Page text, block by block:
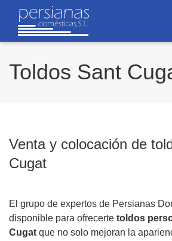
Toldos Sant
Venta y colocación de
Cugat
El grupo de expertos de Persianas
disponible para ofrecerte toldos
Cugat que no solo mejoran la